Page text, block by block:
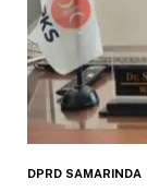
DPRD SAMARINDA